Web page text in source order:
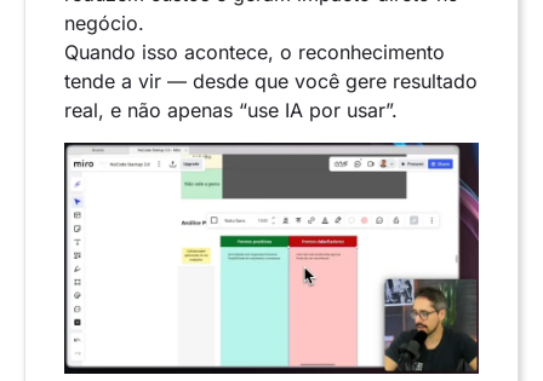
negócio.
Quando isso acontece, o reconhecimento
tende a vir — desde que você gere resultado
real, e não apenas “use IA por usar”.